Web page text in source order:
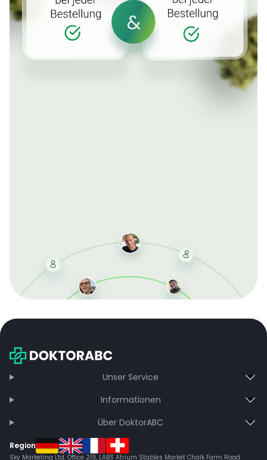
bei jeder Bestellung, erhalten schnelle Lieferung und
Unser Service
Informationen
Über DoktorABC
Region
Sky Marketing Ltd. Office 219, LABS Atrium Stables Market Chalk Farm Road